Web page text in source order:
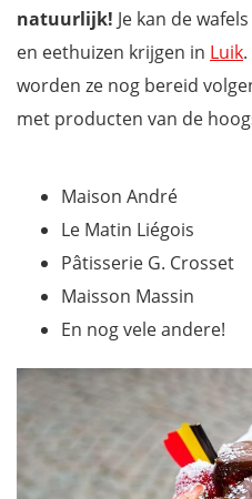
natuurlijk! Je kan de
en eethuizen krijgen in Luik
worden ze nog bereid
met producten van de
Maison André
Le Matin Liégois
Pâtisserie G. Crosset
Maisson Massin
En nog vele andere!